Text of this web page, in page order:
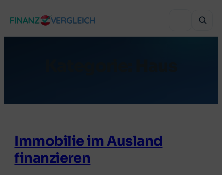
Inhalt
Sanierung finanzieren
Autokredit
VERGLEICHEN
Lebensversicherung
Grenzgänger-Versicherung
Online-Depot
BELIEBTE THEMEN
Immobilie im Ausland
finanzieren